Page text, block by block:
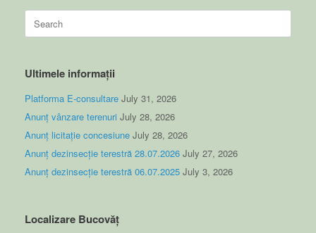
Search
for:
Ultimele informații
Platforma E-consultare July 31, 2026
Anunț vânzare terenuri July 28, 2026
Anunț licitație concesiune July 28, 2026
Anunț dezinsecție terestră 28.07.2026 July 27, 2026
Anunț dezinsecție terestră 06.07.2025 July 3, 2026
Localizare Bucovăț